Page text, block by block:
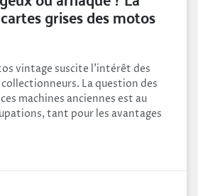
grises des motos
vintage suscite l'intérêt des
La question des
machines anciennes est au
tant pour les avantages